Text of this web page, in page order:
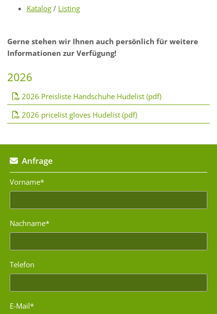
Katalog / Listing
Gerne stehen wir Ihnen auch persönlich für weitere
Informationen zur Verfügung!
2026
2026 Preisliste Handschuhe Hudelist (pdf)
2026 pricelist gloves Hudelist (pdf)
 Anfrage
Vorname*
Nachname*
Telefon
E-Mail*